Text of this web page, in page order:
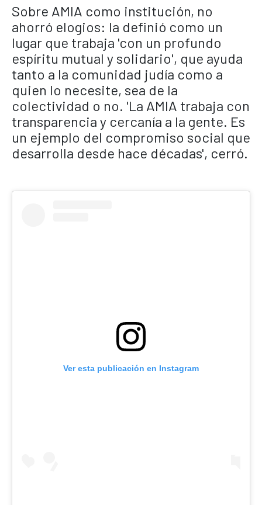
Sobre AMIA como institución, no
ahorró elogios: la definió como un
lugar que trabaja 'con un profundo
espíritu mutual y solidario', que ayuda
tanto a la comunidad judía como a
quien lo necesite, sea de la
colectividad o no. 'La AMIA trabaja con
transparencia y cercanía a la gente. Es
un ejemplo del compromiso social que
desarrolla desde hace décadas', cerró.
Ver esta publicación en Instagram